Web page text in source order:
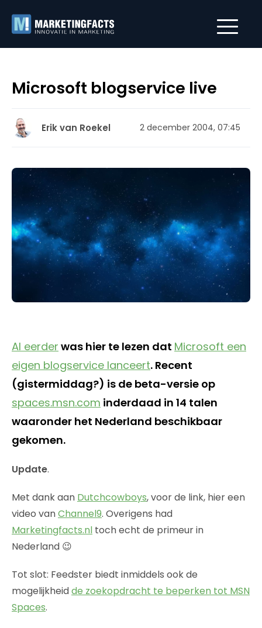
Microsoft blogservice live
Erik van Roekel 2 december 2004, 07:45
Al eerder was hier te lezen dat Microsoft een
eigen blogservice lanceert. Recent
(gistermiddag?) is de beta-versie op
spaces.msn.com inderdaad in 14 talen
waaronder het Nederland beschikbaar
gekomen.
Update.
Met dank aan Dutchcowboys, voor de link, hier een
video vanChannel9. Overigens had
Marketingfacts.nl toch echt de primeur in
Nederland 😉
Tot slot: Feedster biedt inmiddels ook de
mogelijkheidde zoekopdracht te beperken tot MSN
Spaces.